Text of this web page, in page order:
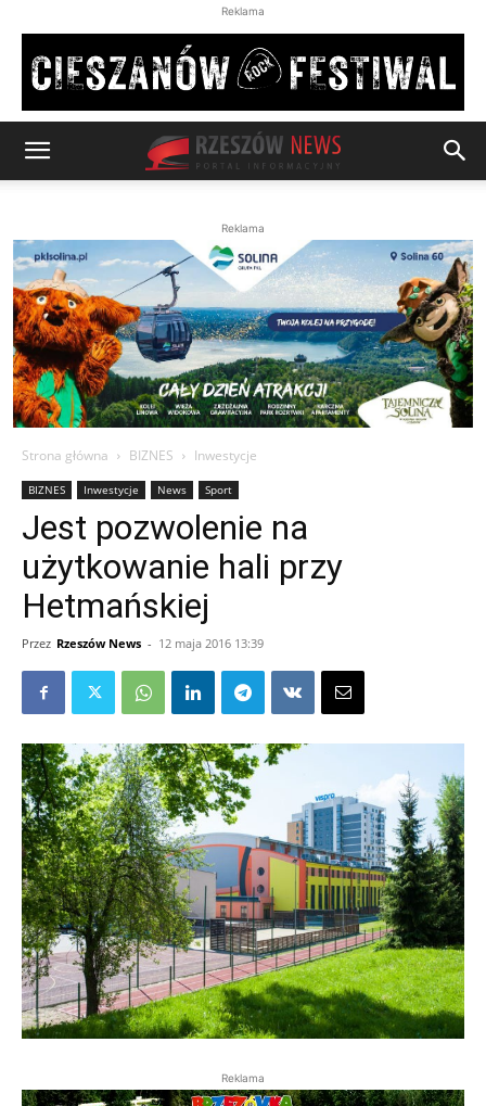
Reklama
Reklama
Strona główna BIZNES Inwestycje
BIZNES Inwestycje News Sport
Jest pozwolenie na
użytkowanie hali przy
Hetmańskiej
Przez Rzeszów News - 12 maja 2016 13:39
Reklama